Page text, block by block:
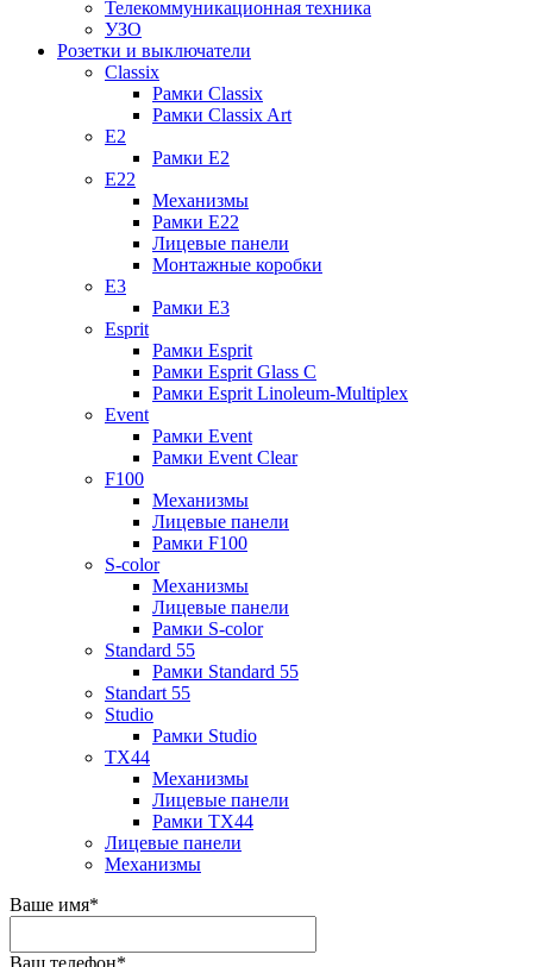
Телекоммуникационная техника
УЗО
Розетки и выключатели
Classix
Рамки Classix
Рамки Classix Art
E2
Рамки E2
E22
Механизмы
Рамки E22
Лицевые панели
Монтажные коробки
E3
Рамки E3
Esprit
Рамки Esprit
Рамки Esprit Glass C
Рамки Esprit Linoleum-Multiplex
Event
Рамки Event
Рамки Event Clear
F100
Механизмы
Лицевые панели
Рамки F100
S-color
Механизмы
Лицевые панели
Рамки S-color
Standard 55
Рамки Standard 55
Standart 55
Studio
Рамки Studio
TX44
Механизмы
Лицевые панели
Рамки TX44
Лицевые панели
Механизмы
Ваше имя*